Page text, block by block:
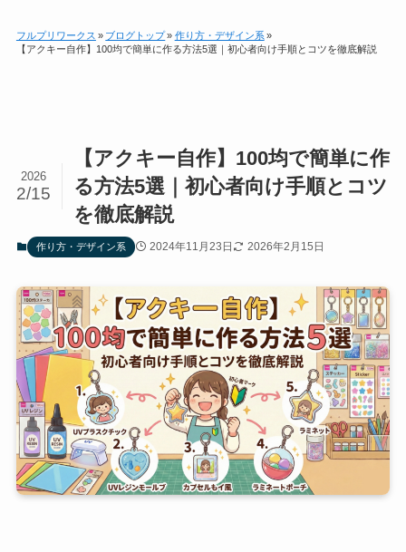
フルプリワークス » ブログトップ » 作り方・デザイン系 »
【アクキー自作】100均で簡単に作る方法5選｜初心者向け手順とコツを徹底解説
【アクキー自作】100均で簡単に作
る方法5選｜初心者向け手順とコツ
を徹底解説
2026
2/15
作り方・デザイン系 2024年11月23日 2026年2月15日